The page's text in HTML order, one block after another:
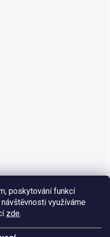
poskytování funkcí
využíváme
zde.